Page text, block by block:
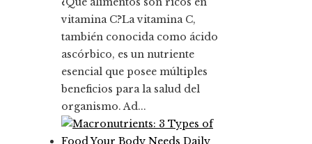
vitamina C?La vitamina C,
también conocida como ácido
ascórbico, es un nutriente
esencial que posee múltiples
beneficios para la salud del
organismo. Ad...